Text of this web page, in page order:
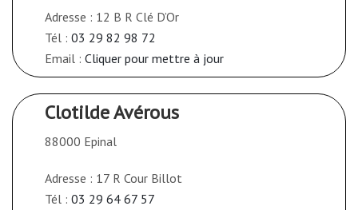
Adresse : 12 B R Clé D’Or
Tél : 03 29 82 98 72
Email : Cliquer pour mettre à jour
Clotilde Avérous
88000 Epinal
Adresse : 17 R Cour Billot
Tél : 03 29 64 67 57